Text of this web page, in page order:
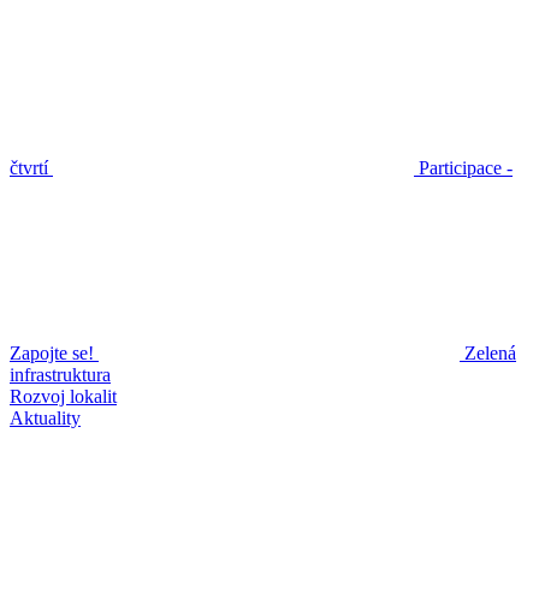
čtvrtí Participace -
Zapojte se!
Zelená
infrastruktura
Rozvoj lokalit
Aktuality